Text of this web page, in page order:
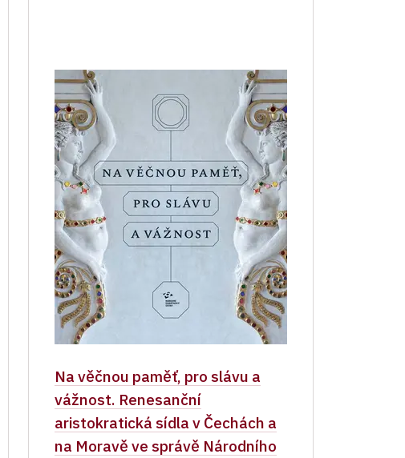
Na věčnou paměť, pro slávu a
vážnost. Renesanční
aristokratická sídla v Čechách a
na Moravě ve správě Národního